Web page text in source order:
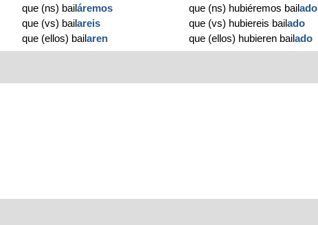
que (ns) bailáremos
que (vs) bailareis
que (ellos) bailaren
que (ns) hubiéremos bailado
que (vs) hubiereis bailado
que (ellos) hubieren bailado